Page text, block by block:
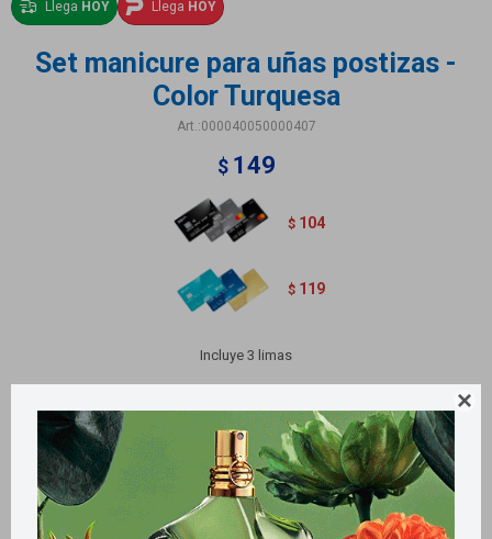

Llega HOY Llega HOY
Set manicure para uñas postizas -
Color Turquesa
000040050000407
$ 149
$ 104
$ 119
Incluye 3 limas
Métodos y costos de envío